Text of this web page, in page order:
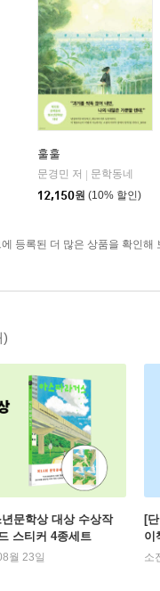
훌훌
문경민 저
문학동네
12,150원 (10% 할인)
등록된 더 많은 상품을 확인해
)
문학상 대상 수상작
스티커 4종세트
월 23일
[
이
소